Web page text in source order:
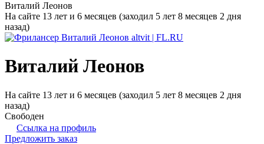
Виталий Леонов
На сайте 13 лет и 6 месяцев (заходил 5 лет 8 месяцев 2 дня
назад)
Виталий Леонов
На сайте 13 лет и 6 месяцев (заходил 5 лет 8 месяцев 2 дня
назад)
Свободен
Ссылка на профиль
Предложить заказ